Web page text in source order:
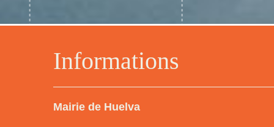
Informations
Mairie de Huelva